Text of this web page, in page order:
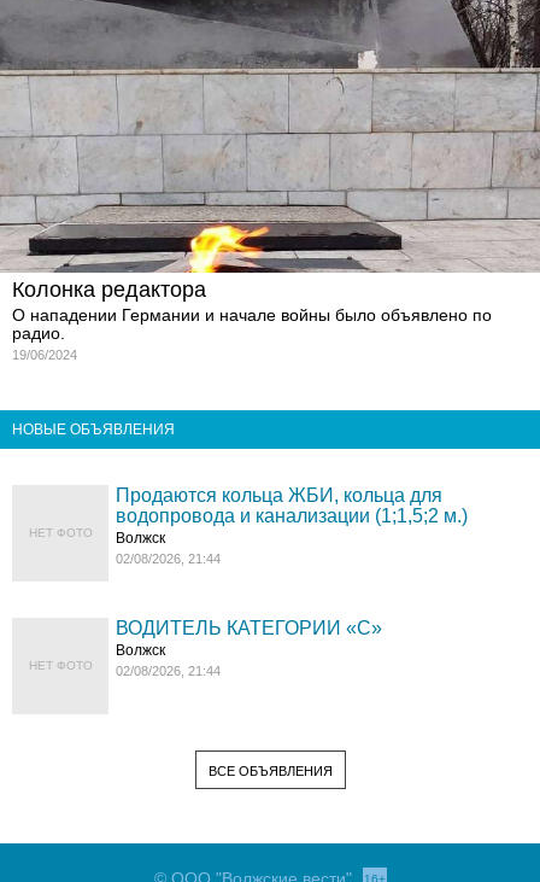
Колонка редактора
О нападении Германии и начале войны было объявлено по
радио.
19/06/2024
НОВЫЕ ОБЪЯВЛЕНИЯ
НЕТ ФОТО
Продаются кольца ЖБИ, кольца для
водопровода и канализации (1;1,5;2 м.)
Волжск
02/08/2026, 21:44
НЕТ ФОТО
ВОДИТЕЛЬ КАТЕГОРИИ «C»
Волжск
02/08/2026, 21:44
ВСЕ ОБЪЯВЛЕНИЯ
16+